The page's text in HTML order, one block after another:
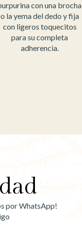
con una brocha
o la yema del dedo y fija
con ligeros toquecitos
para su completa
adherencia.
por WhatsApp!